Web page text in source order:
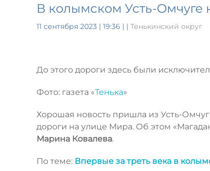
В колымском Усть-Омчуге
11 сентября 2023 | 19:36 | | Тенькинский округ
До этого дороги здесь были
Фото: газета «Тенька»
Хорошая новость пришла из Усть-
дороги на улице Мира. Об этом
Марина Ковалева.
По теме: Впервые за треть века в